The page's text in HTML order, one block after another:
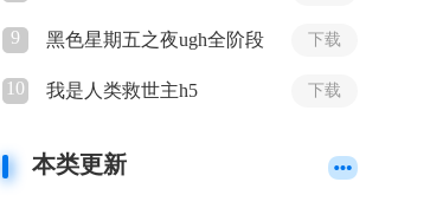
9
黑色星期五之夜ugh全阶段
下载
10 我是人类救世主h5 下载
本类更新